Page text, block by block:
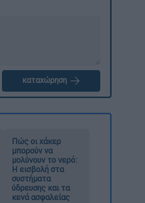
καταχώρηση
Πώς οι χάκερ
μπορούν να
μολύνουν το νερό:
Η εισβολή στα
συστήματα
ύδρευσης και τα
κενά ασφαλείας